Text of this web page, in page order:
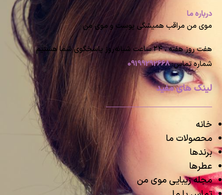
درباره ما
موی من مراقب همیشگی پوست و موی من
هفت روز هفته ، ۲۴ ساعت شبانه‌روز پاسخگوی شما هستیم
شماره تماس:09199292668
لینک های مفید
خانه
محصولات ما
برندها
عطرها
مجله زیبایی موی من